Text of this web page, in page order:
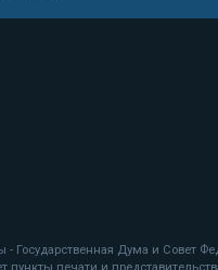
- Государственная Дума и Совет